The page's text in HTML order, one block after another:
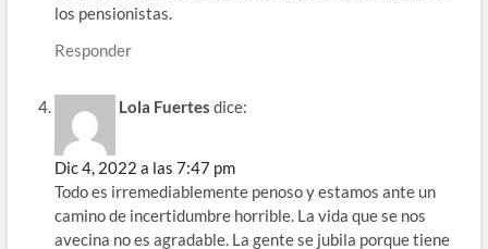
los pensionistas.
Responder
Lola Fuertes dice:
Dic 4, 2022 a las 7:47 pm
Todo es irremediablemente penoso y estamos ante un
camino de incertidumbre horrible. La vida que se nos
avecina no es agradable. La gente se jubila porque tiene